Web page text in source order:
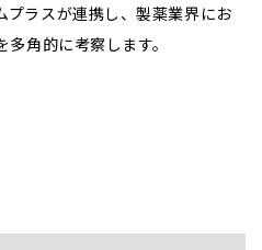
プラスが連携し、製薬業界にお
角的に考察します。